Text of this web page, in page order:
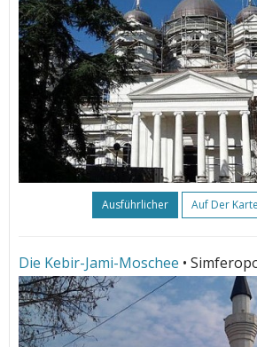
Ausführlicher Auf Der
Die Kebir-Jami-Moschee •